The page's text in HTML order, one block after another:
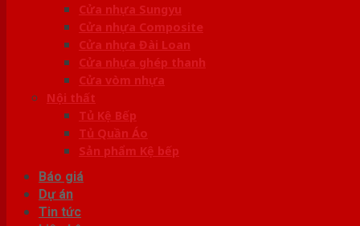
Cửa nhựa Sungyu
Cửa nhựa Composite
Cửa nhựa Đài Loan
Cửa nhựa ghép thanh
Cửa vòm nhựa
Nội thất
Tủ Kệ Bếp
Tủ Quần Áo
Sản phẩm Kệ bếp
Báo giá
Dự án
Tin tức